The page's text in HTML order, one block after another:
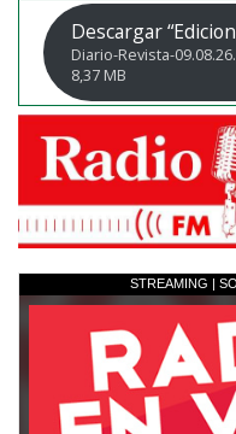
Descargar
Diario-Revista-
8,37 MB